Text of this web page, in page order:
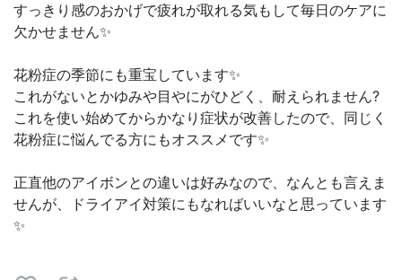
すっきり感のおかげで疲れが取れる気もして毎日のケアに
欠かせません✨
花粉症の季節にも重宝しています✨
これがないとかゆみや目やにがひどく、耐えられません?
これを使い始めてからかなり症状が改善したので、同じく
花粉症に悩んでる方にもオススメです✨
正直他のアイボンとの違いは好みなので、なんとも言えま
せんが、ドライアイ対策にもなればいいなと思っています
✨